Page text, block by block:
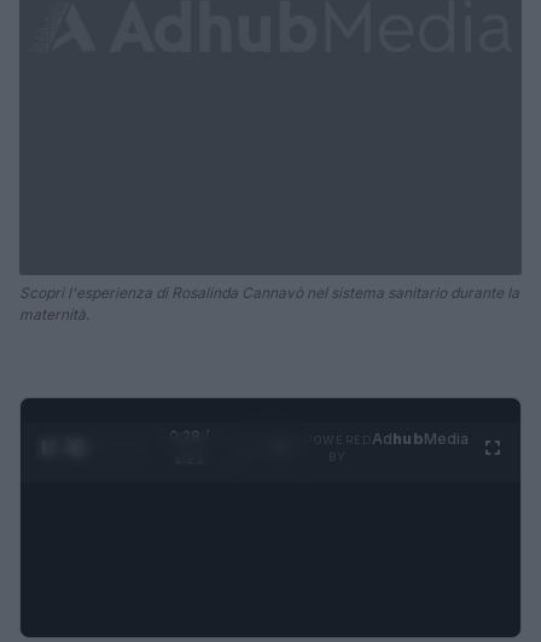
Scopri l'esperienza di Rosalinda Cannavò nel sistema sanitario durante la
maternità.
0:28 /
AdhubMedia